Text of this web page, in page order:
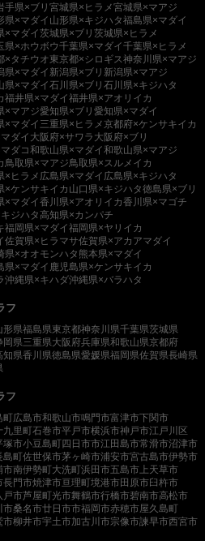
手県×ブリ 宮城県×ヒラメ宮城県×マアジ
県×マダイ 山形県×キジハタ福島県×マダイ
×マダイ茨城県×ブリ 茨城県×ヒラメ
県×ホウボウ千葉県×マダイ千葉県×ヒラメ
×タチウオ東京都×シロギス神奈川県×マアジ
県×マダイ 新潟県×ブリ 新潟県×マアジ
県×マダイ石川県×ブリ 石川県×キジハタ
福井県×マダイ福井県×アオリイカ
×マアジ愛知県×ブリ 愛知県×マダイ
×マダイ 三重県×ヒラメ京都府×ケンサキイカ
ダイ 大阪府×サワラ 大阪府×ブリ
ダコ和歌山県×マダイ和歌山県×マアジ
鳥取県×マアジ鳥取県×スルメイカ
×ヒラメ 広島県×マダイ 広島県×キジハタ
×ケンサキイカ 山口県×キジハタ徳島県×ブリ
×マダイ香川県×アオリイカ香川県×マゴチ
ジハタ高知県×カンパチ
福岡県×マダイ福岡県×ヤリイカ
佐賀県×ヒラマサ佐賀県×アカアマダイ
県×オオモンハタ 熊本県×マダイ
県×マダイ 鹿児島県×ケンサキイカ
沖縄県×キハダ沖縄県×バラハタ
フ
形県福島県東京都神奈川県千葉県茨城県
岡県三重県大阪府兵庫県和歌山県京都府
知県香川県徳島県愛媛県福岡県佐賀県長崎県
フ
町広島市和歌山市鳴門市富津市下関市
九里町石巻市平戸市横浜市神戸市江戸川区
塚市小豆島町四日市市江田島市常滑市沼津市
島町佐世保市茅ヶ崎市浦安市宮古島市伊勢市
市南伊勢町大洗町浜田市五島市 上天草市
長門市焼津市亘理町境港市田原市臼杵市
戸市芦屋町光市舞鶴市行橋市碧南市高松市
市桑名市廿日市市福岡市赤穂市屋久島町
市柳井市宇土市加古川市宗像市諫早市西宮市